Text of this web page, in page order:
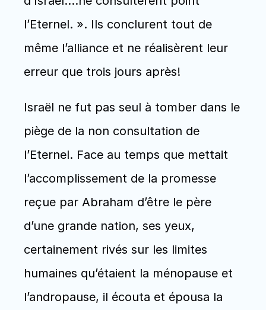
l’Eternel. ». Ils conclurent tout de
même l’alliance et ne réalisèrent leur
erreur que trois jours après!
Israël ne fut pas seul à tomber dans le
piège de la non consultation de
l’Eternel. Face au temps que mettait
l’accomplissement de la promesse
reçue par Abraham d’être le père
d’une grande nation, ses yeux,
certainement rivés sur les limites
humaines qu’étaient la ménopause et
l’andropause, il écouta et épousa la